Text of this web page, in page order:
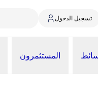
تسجيل الدخول
المستثمرون